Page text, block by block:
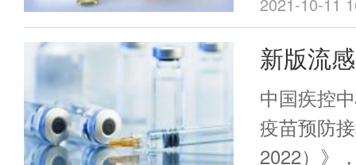
首次得到
证明了使
二乙氧基
氯化铵在
够高效转
新版流
这些人
中国疾控
疫苗预防
2022）》